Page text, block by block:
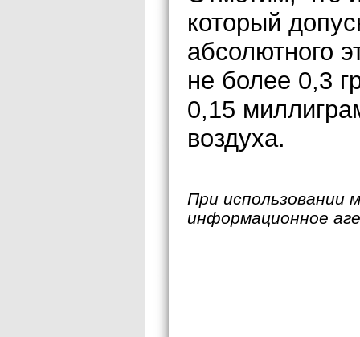
который
абсолютного
не более 0,3
0,15
воздуха.
При использовании
информационное